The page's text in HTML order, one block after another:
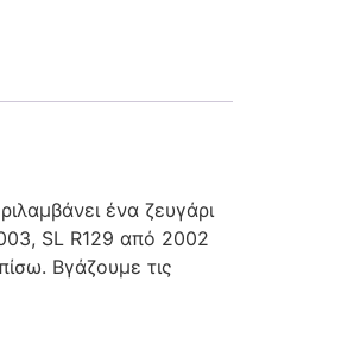
ένα ζευγάρι
SL R129 από 2002
Βγάζουμε τις